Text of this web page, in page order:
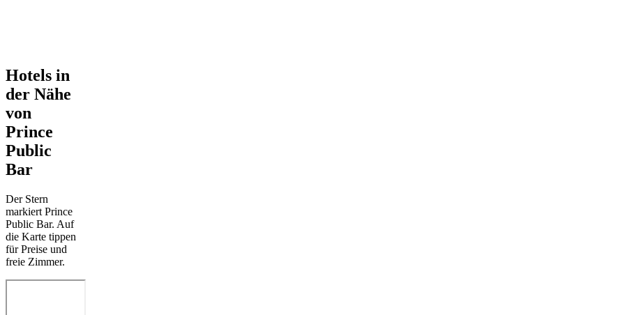
Hotels in
der Nähe
von
Prince
Public
Bar
Der Stern
markiert Prince
Public Bar. Auf
die Karte tippen
für Preise und
freie Zimmer.